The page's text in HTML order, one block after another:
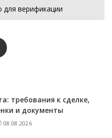
для верификации
требования к сделке,
и документы
08.08.2026